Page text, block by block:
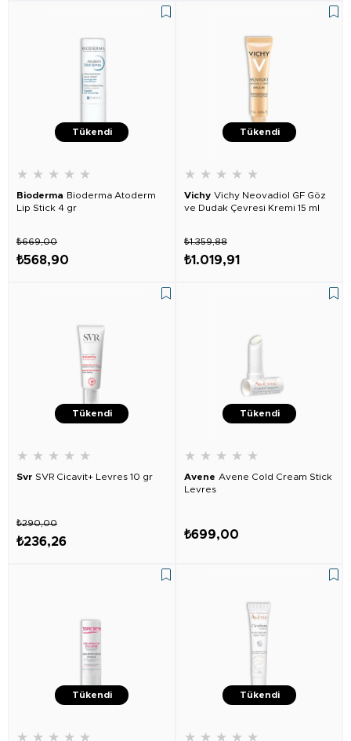
Tükendi
★ ★ ★ ★ ★
Bioderma Bioderma Atoderm
Lip Stick 4 gr
₺568,90
₺669,00
Tükendi
★ ★ ★ ★ ★
Vichy Vichy Neovadiol GF Göz
ve Dudak Çevresi Kremi 15 ml
₺1.019,91
₺1.359,88
Tükendi
★ ★ ★ ★ ★
Svr SVR Cicavit+ Levres 10 gr
₺236,26
₺290,00
Tükendi
★ ★ ★ ★ ★
Avene Avene Cold Cream Stick
Levres
₺699,00
Tükendi
★ ★ ★ ★ ★
Tükendi
★ ★ ★ ★ ★